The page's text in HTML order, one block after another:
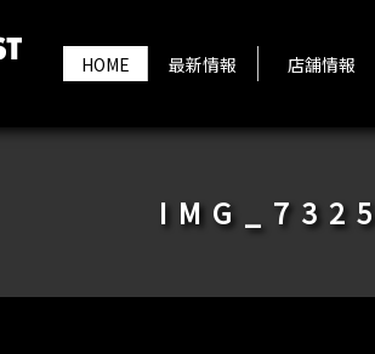
HOME 最新情報 店舗情報
IMG_7325